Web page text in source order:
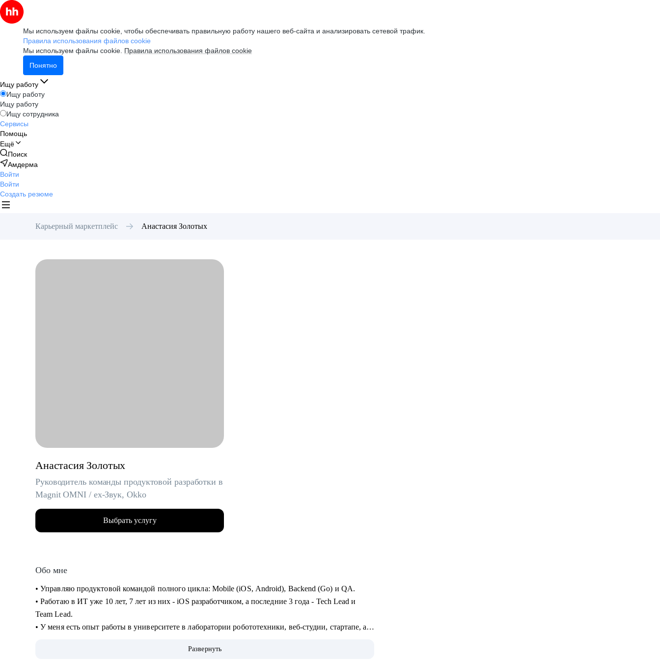
Мы используем файлы cookie, чтобы обеспечивать правильную работу нашего веб-сайта и анализировать сетевой трафик.
Правила использования файлов cookie
Мы используем файлы cookie. Правила использования файлов cookie
Понятно
Ищу работу
Ищу работу
Ищу работу
Ищу сотрудника
Сервисы
Помощь
Ещё
Поиск
Амдерма
Войти
Войти
Создать резюме
Карьерный маркетплейс Анастасия Золотых
Анастасия Золотых
Руководитель команды продуктовой разработки в
Magnit OMNI / ex-Звук, Okko
Выбрать услугу
Обо мне
• Управляю продуктовой командой полного цикла: Mobile (iOS, Android), Backend (Go) и QA.
• Работаю в ИТ уже 10 лет, 7 лет из них - iOS разработчиком, а последние 3 года - Tech Lead и
Team Lead.
• У меня есть опыт работы в университете в лаборатории робототехники, веб-студии, стартапе, а
• На всех проектах работала с легаси и распиливала монолит с командой - могу помочь
Развернуть